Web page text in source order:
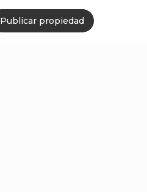
Publicar propiedad